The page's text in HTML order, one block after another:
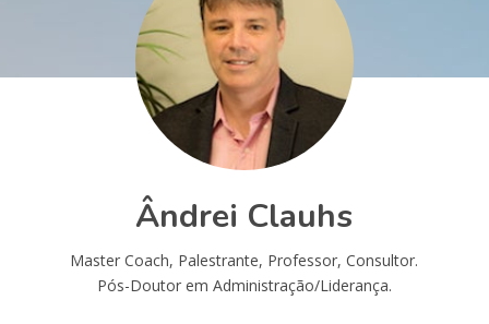
Ândrei Clauhs
Master Coach, Palestrante, Professor, Consultor.
Pós-Doutor em Administração/Liderança.